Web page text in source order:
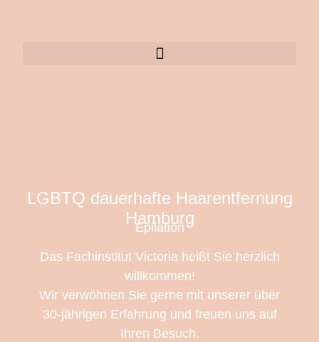
LGBTQ dauerhafte Haarentfernung
Hamburg
Epilation
Das Fachinstitut Victoria heißt Sie herzlich
willkommen!
Wir verwöhnen Sie gerne mit unserer über
30-jährigen Erfahrung und freuen uns auf
Ihren Besuch.